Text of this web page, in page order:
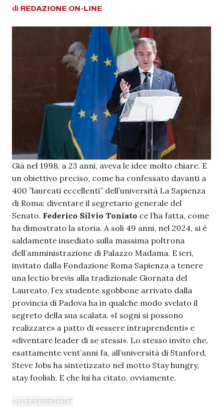
di REDAZIONE ON-LINE
Già nel 1998, a 23 anni, aveva le idee molto chiare. E
un obiettivo preciso, come ha confessato davanti a
400 ”laureati eccellenti” dell’università La Sapienza
di Roma: diventare il segretario generale del
Senato. Federico Silvio Toniato ce l’ha fatta, come
ha dimostrato la storia. A soli 49 anni, nel 2024, si è
saldamente insediato sulla massima poltrona
dell’amministrazione di Palazzo Madama. E ieri,
invitato dalla Fondazione Roma Sapienza a tenere
una lectio brevis alla tradizionale Giornata del
Laureato, l’ex studente sgobbone arrivato dalla
provincia di Padova ha in qualche modo svelato il
segreto della sua scalata. «I sogni si possono
realizzare» a patto di «essere intraprendenti» e
«diventare leader di se stessi». Lo stesso invito che,
esattamente vent’anni fa, all’università di Stanford,
Steve Jobs ha sintetizzato nel motto Stay hungry,
stay foolish. E che lui ha citato, ovviamente.